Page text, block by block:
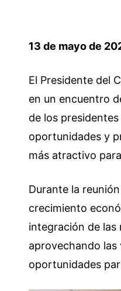
13 de mayo de
El Presidente del
en un encuentro
de los
oportunidades y
más atractivo
Durante la
crecimiento
integración de las
aprovechando
oportunidades